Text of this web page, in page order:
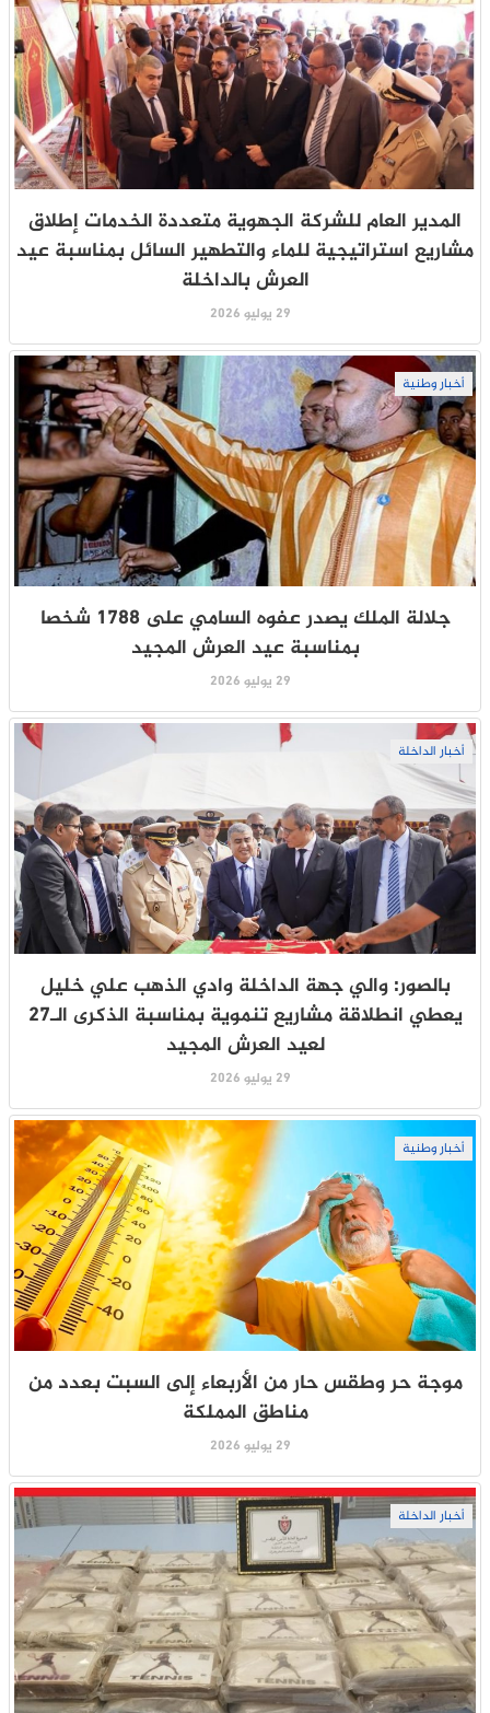
المدير العام للشركة الجهوية متعددة الخدمات إطلاق
مشاريع استراتيجية للماء والتطهير السائل بمناسبة عيد
العرش بالداخلة
29 يوليو 2026
أخبار وطنية
جلالة الملك يصدر عفوه السامي على 1788 شخصا
بمناسبة عيد العرش المجيد
29 يوليو 2026
أخبار الداخلة
بالصور: والي جهة الداخلة وادي الذهب علي خليل
يعطي انطلاقة مشاريع تنموية بمناسبة الذكرى الـ27
لعيد العرش المجيد
29 يوليو 2026
أخبار وطنية
موجة حر وطقس حار من الأربعاء إلى السبت بعدد من
مناطق المملكة
29 يوليو 2026
أخبار الداخلة